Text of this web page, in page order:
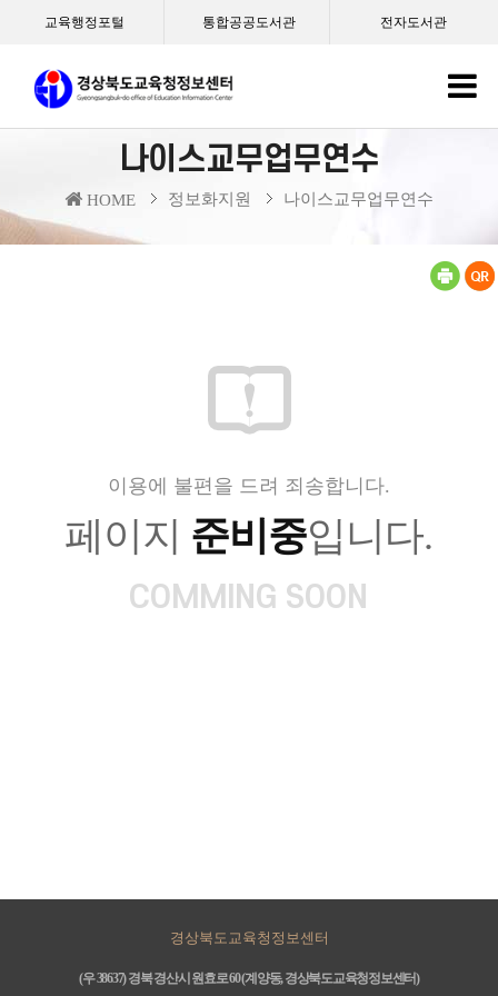
교육행정포털 통합공공도서관 전자도서관
나이스교무업무연수
HOME 정보화지원 나이스교무업무연수
이용에 불편을 드려 죄송합니다.
페이지 준비중입니다.
COMMING SOON
경상북도교육청정보센터
(우 38637) 경북 경산시 원효로 60 (계양동, 경상북도교육청정보센터)